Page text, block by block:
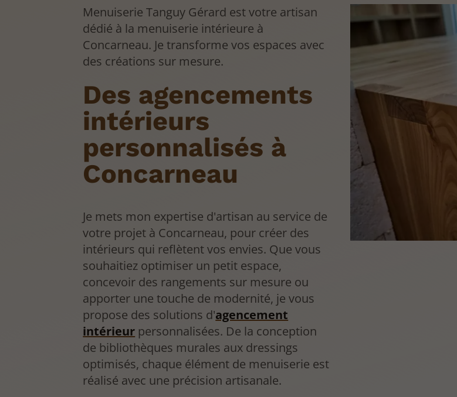
Menuiserie Tanguy Gérard est votre artisan
dédié à la menuiserie intérieure à
Concarneau. Je transforme vos espaces avec
des créations sur mesure.
Des agencements
intérieurs
personnalisés à
Concarneau
Je mets mon expertise d'artisan au service de
votre projet à Concarneau, pour créer des
intérieurs qui reflètent vos envies. Que vous
souhaitiez optimiser un petit espace,
concevoir des rangements sur mesure ou
apporter une touche de modernité, je vous
propose des solutions d'agencement
intérieur personnalisées. De la conception
de bibliothèques murales aux dressings
optimisés, chaque élément de menuiserie est
réalisé avec une précision artisanale.